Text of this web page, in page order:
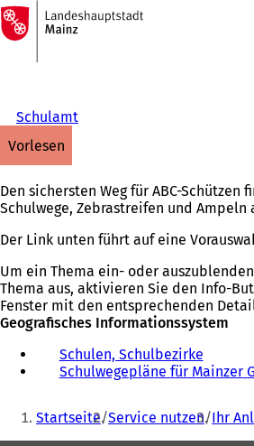
Inhalt anspringen
Zur
Startseite
Schulamt
vorlesen
Den sichersten Weg für ABC-
Schulwege, Zebrastreifen und
Der Link unten führt auf eine
Um ein Thema ein- oder
Thema aus, aktivieren Sie den Info-
Fenster mit den entsprechenden
Geografisches Informationssystem
Schulen, Schulbezirke
Schulwegepläne für Mainzer
Sie
befinden
Startseite Service nutzen Ihr